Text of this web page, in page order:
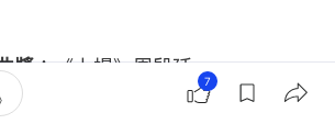
獎：《上場》周殷廷
7